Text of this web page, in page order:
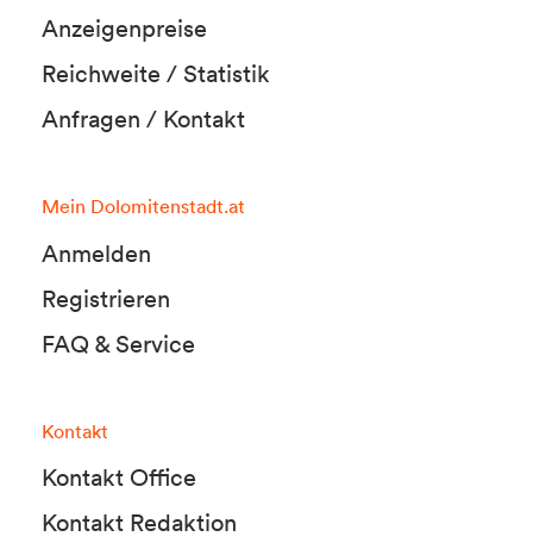
Anzeigenpreise
Reichweite / Statistik
Anfragen / Kontakt
Mein Dolomitenstadt.at
Anmelden
Registrieren
FAQ & Service
Kontakt
Kontakt Office
Kontakt Redaktion